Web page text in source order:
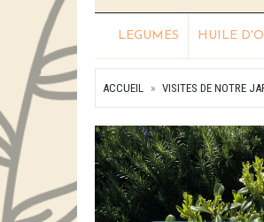
LEGUMES HUILE
ACCUEIL VISITES DE NOTRE